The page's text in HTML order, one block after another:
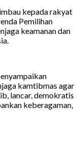
kepada rakyat
Pemilihan
keamanan dan
kamtibmas agar
lancar, demokratis
keberagaman,